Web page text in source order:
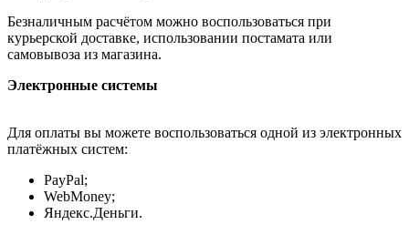
Безналичным расчётом можно воспользоваться при
курьерской доставке, использовании постамата или
самовывоза из магазина.
Электронные системы
Для оплаты вы можете воспользоваться одной из электронных
платёжных систем:
PayPal;
WebMoney;
Яндекс.Деньги.